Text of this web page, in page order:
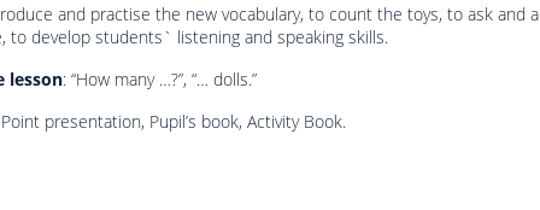
and practise the new vocabulary, to count the toys, to ask and
to develop students` listening and speaking skills.
lesson: “How many …?”, “… dolls.”
presentation, Pupil’s book, Activity Book.